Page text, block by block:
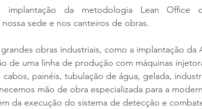
implantação da metodologia Lean Office
sede e nos canteiros de obras.
obras industriais, como a implantação da
de uma linha de produção com máquinas
cabos, painéis, tubulação de água, gelada,
mão de obra especializada para a
da execução do sistema de detecção e